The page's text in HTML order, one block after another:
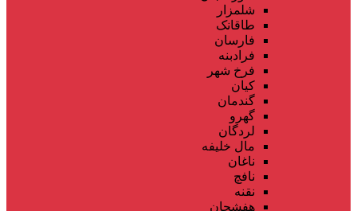
شلمزار
طاقانک
فارسان
فرادبنه
فرخ شهر
کیان
گندمان
گهرو
لردگان
مال خلیفه
ناغان
نافچ
نقنه
هفشجان